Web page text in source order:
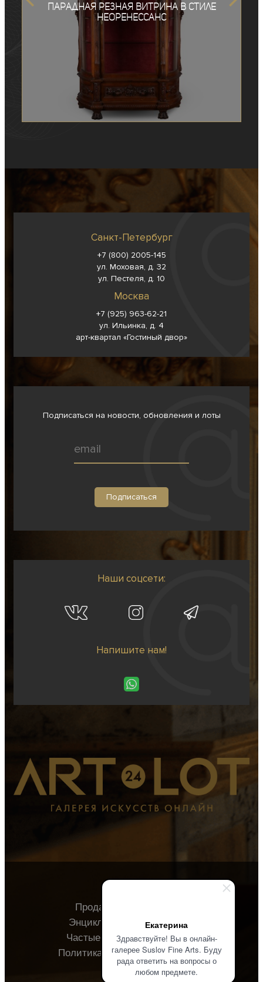
Екатерина
Здравствуйте! Вы в онлайн-
галерее Suslov Fine Arts. Буду
рада ответить на вопросы о
любом предмете.
Парадная резная витрина в стиле
неоренессанс
Санкт-Петербург
+7 (800) 2005-145
ул. Моховая, д. 32
ул. Пестеля, д. 10
Москва
+7 (925) 963-62-21
ул. Ильинка, д. 4
арт-квартал «Гостиный двор»
Подписаться на новости, обновления и лоты
Наши соцсети:
Напишите нам!
Продавцу
Энциклопедия
О галерее
Частые вопросы
Контакты
Политика конфиденциальности